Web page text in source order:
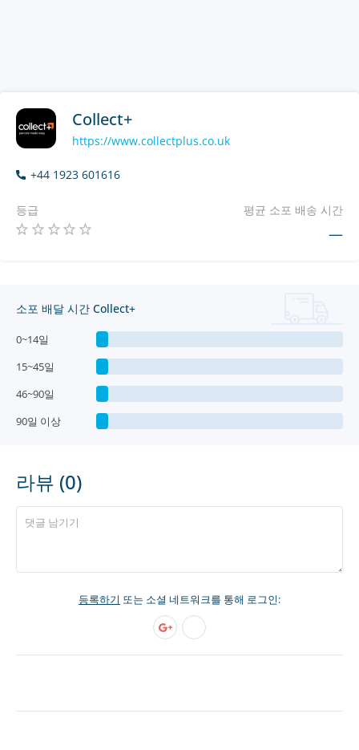
Collect+
https://www.collectplus.co.uk
+44 1923 601616
등급 평균 소포 배송 시간
—
소포 배달 시간 Collect+
0~14일
15~45일
46~90일
90일 이상
라뷰 (0)
등록하기 또는 소셜 네트워크를 통해 로그인: